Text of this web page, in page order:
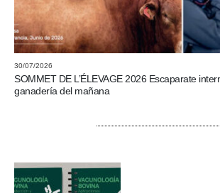
30/07/2026
SOMMET DE L’ÉLEVAGE 2026 Escaparate
ganadería del mañana